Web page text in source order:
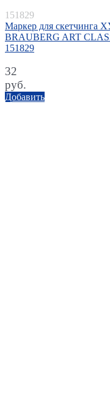
151829
Маркер для
BRAUBERG ART
151829
32
руб.
Добавить